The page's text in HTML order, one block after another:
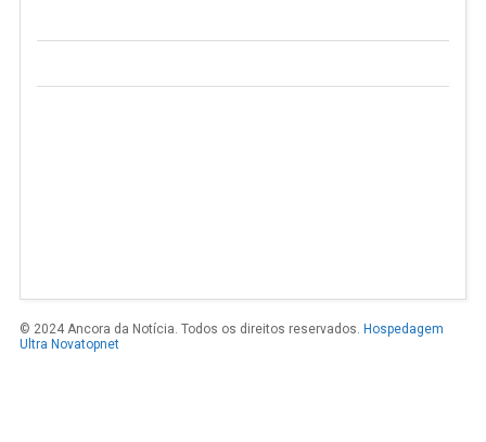
© 2024 Ancora da Notícia. Todos os direitos reservados. Hospedagem
Ultra Novatopnet